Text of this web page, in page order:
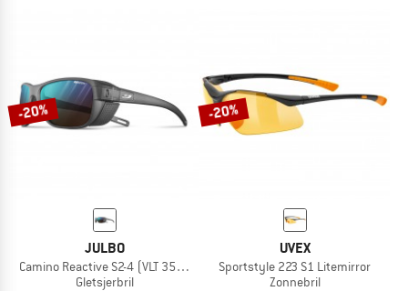
-20%
JULBO
Camino Reactive S2-4 (VLT 35-7%)
Gletsjerbril
-20%
UVEX
Sportstyle 223 S1 Litemirror
Zonnebril